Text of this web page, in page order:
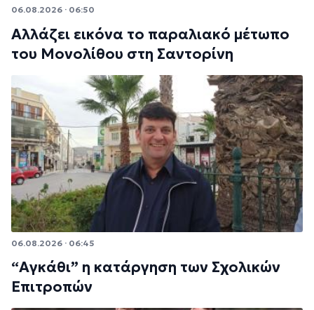
06.08.2026 · 06:50
Αλλάζει εικόνα το παραλιακό μέτωπο
του Μονολίθου στη Σαντορίνη
06.08.2026 · 06:45
“Αγκάθι” η κατάργηση των Σχολικών
Επιτροπών